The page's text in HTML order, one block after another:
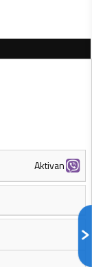
Aktivan